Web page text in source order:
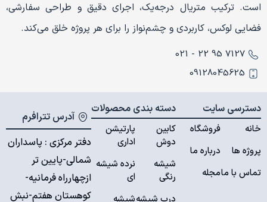
است. ترکیب متریال درجه‌یک، اجرای دقیق و طراحی سفارشی،
فضایی لوکس، کاربردی و چشم‌نواز را برای هر پروژه خلق می‌کند.
7127 95 22 - 021
09128045625
دسترسی سایت
خانه
پروژه ها
تماس با ما
فروشگاه
درباره ما
مجله
دسته بندی محصولات
کابین
دوش
شیشه
رنگی
درب شیشه
پارتیشن
اداری
نرده شیشه
ای
شیشه
آدرس تترافرم
دفتر مرکزی : پاسداران
شمالی-پایین تر
ازچهارراه فرمانیه-
کوهستان هفتم-نبش